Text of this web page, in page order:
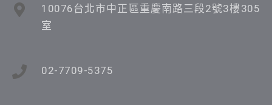
10076台北市中正區重慶南路三段2號3樓305
室
02-7709-5375